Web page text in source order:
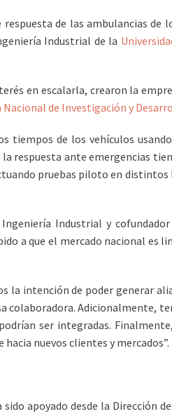
de las ambulancias
Industrial de la
en escalarla, crearon la
Nacional de Investigación y
tiempos de los vehículos
respuesta ante emergencias
pruebas piloto en
Industrial y
a que el mercado nacional
la intención de poder
colaboradora. Adicionalmente,
ser integradas.
nuevos clientes y mercados”.
apoyado desde la Dirección